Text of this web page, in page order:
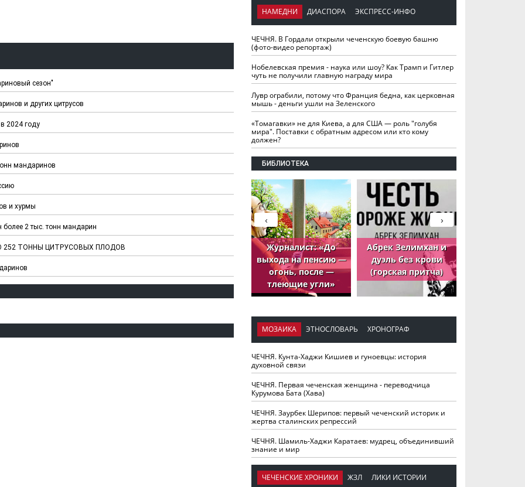
сезон"
и других цитрусов
2024 году
мандаринов
и хурмы
2 тыс. тонн мандарин
252 ТОННЫ ЦИТРУСОВЫХ ПЛОДОВ
НАМЕДНИ ДИАСПОРА ЭКСПРЕСС-ИНФО
ЧЕЧНЯ. В Гордали открыли чеченскую боевую башню
(фото-видео репортаж)
Нобелевская премия - наука или шоу? Как Трамп и Гитлер
чуть не получили главную награду мира
Лувр ограбили, потому что Франция бедна, как церковная
мышь - деньги ушли на Зеленского
«Томагавки» не для Киева, а для США — роль "голубя
мира". Поставки с обратным адресом или кто кому
должен?
БИБЛИОТЕКА
ЧЕЧНЯ. Обарг Варин
илли
мурд - обарг Вара
Журналист: «До
выхода на пенсию —
огонь, после —
тлеющие угли»
Абрек Зелимхан и
дуэль без крови
(горская притча)
›
‹
МОЗАИКА ЭТНОСЛОВАРЬ ХРОНОГРАФ
ЧЕЧНЯ. Кунта-Хаджи Кишиев и гуноевцы: история
духовной связи
ЧЕЧНЯ. Первая чеченская женщина - переводчица
Курумова Бата (Хава)
ЧЕЧНЯ. Заурбек Шерипов: первый чеченский историк и
жертва сталинских репрессий
ЧЕЧНЯ. Шамиль-Хаджи Каратаев: мудрец, объединивший
знание и мир
ЧЕЧЕНСКИЕ ХРОНИКИ ЖЗЛ ЛИКИ ИСТОРИИ